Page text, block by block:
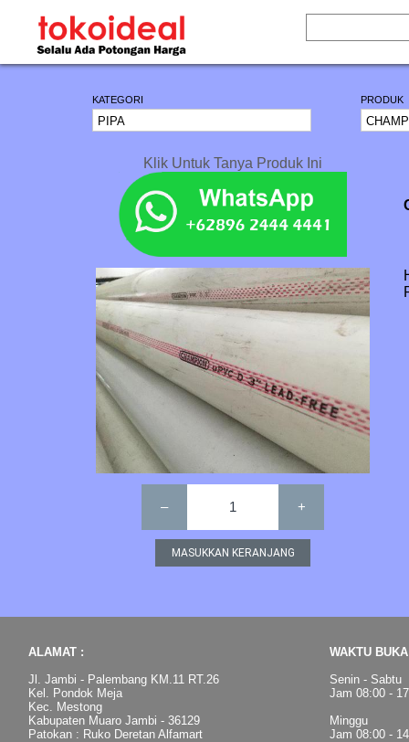
KATEGORI PRODUK
Klik Untuk Tanya Produk Ini
– 1 +
ALAMAT :
Jl. Jambi - Palembang KM.11 RT.26
Kel. Pondok Meja
Kec. Mestong
Kabupaten Muaro Jambi - 36129
Patokan : Ruko Deretan Alfamart
WAKTU
Senin - Sabtu
Jam 08:00 -
Minggu
Jam 08:00 -